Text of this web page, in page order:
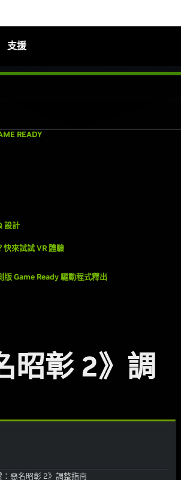
支援
READY
設計
快來試試 VR 體驗
版 Game Ready 驅動程式釋出
昭彰 2》調